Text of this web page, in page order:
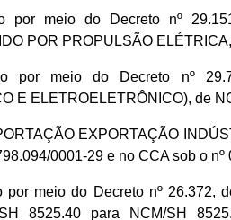
por meio do Decreto nº
POR PROPULSÃO
por meio do Decreto nº
E ELETROELETRÔNICO), de
EXPORTAÇÃO
0001-29 e no CCA sob o
por meio do Decreto nº 26.372,
8525.40 para NCM/SH